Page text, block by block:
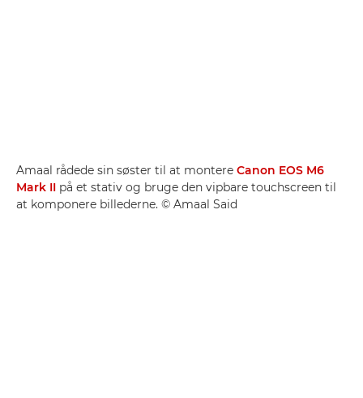
Amaal rådede sin søster til at montere Canon EOS M6
Mark II på et stativ og bruge den vipbare touchscreen til
at komponere billederne. © Amaal Said